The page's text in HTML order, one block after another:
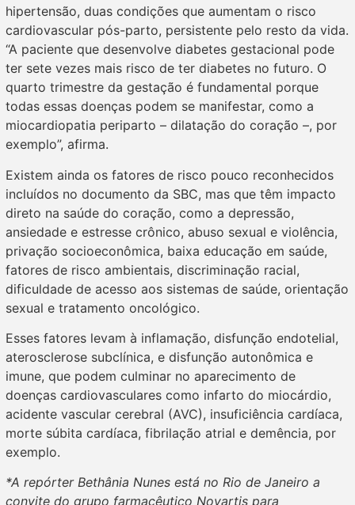
hipertensão, duas condições que aumentam o risco
cardiovascular pós-parto, persistente pelo resto da vida.
“A paciente que desenvolve diabetes gestacional pode
ter sete vezes mais risco de ter diabetes no futuro. O
quarto trimestre da gestação é fundamental porque
todas essas doenças podem se manifestar, como a
miocardiopatia periparto – dilatação do coração –, por
exemplo”, afirma.
Existem ainda os fatores de risco pouco reconhecidos
incluídos no documento da SBC, mas que têm impacto
direto na saúde do coração, como a depressão,
ansiedade e estresse crônico, abuso sexual e violência,
privação socioeconômica, baixa educação em saúde,
fatores de risco ambientais, discriminação racial,
dificuldade de acesso aos sistemas de saúde, orientação
sexual e tratamento oncológico.
Esses fatores levam à inflamação, disfunção endotelial,
aterosclerose subclínica, e disfunção autonômica e
imune, que podem culminar no aparecimento de
doenças cardiovasculares como infarto do miocárdio,
acidente vascular cerebral (AVC), insuficiência cardíaca,
morte súbita cardíaca, fibrilação atrial e demência, por
exemplo.
*A repórter Bethânia Nunes está no Rio de Janeiro a
convite do grupo farmacêutico Novartis para